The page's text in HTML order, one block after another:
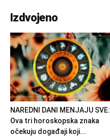
Izdvojeno
NAREDNI DANI MENJAJU SVE:
Ova tri horoskopska znaka
očekuju događaji koji...